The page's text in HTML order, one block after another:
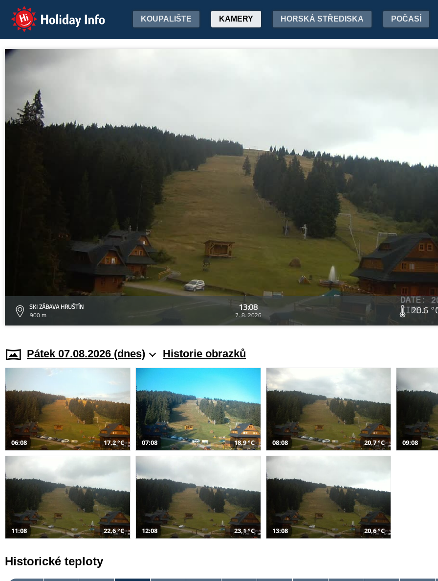
Holiday Info KOUPALIŠTE KAMERY HORSKÁ STŘEDISKA POČASÍ
SKI ZÁBAVA HRUŠTÍN
900 m
13:08
7. 8. 2026 20.6
Pátek 07.08.2026 (dnes) Historie obrazků
06:08 17,2 °C 07:08 18,9 °C 08:08 20,7 °C 09:08
11:08 22,6 °C 12:08 23,1 °C 13:08 20,6 °C
Historické teploty